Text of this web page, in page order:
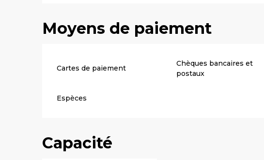
Moyens de paiement
Cartes de paiement
Chèques bancaires et
postaux
Espèces
Capacité